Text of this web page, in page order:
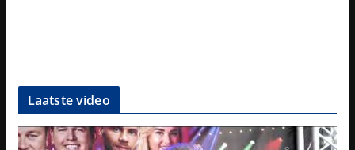
Laatste video